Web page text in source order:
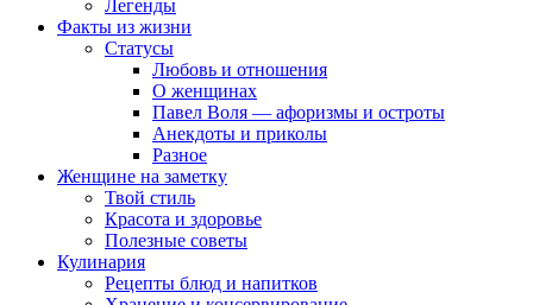
Легенды
Факты из жизни
Статусы
Любовь и отношения
О женщинах
Павел Воля — афоризмы и остроты
Анекдоты и приколы
Разное
Женщине на заметку
Твой стиль
Красота и здоровье
Полезные советы
Кулинария
Рецепты блюд и напитков